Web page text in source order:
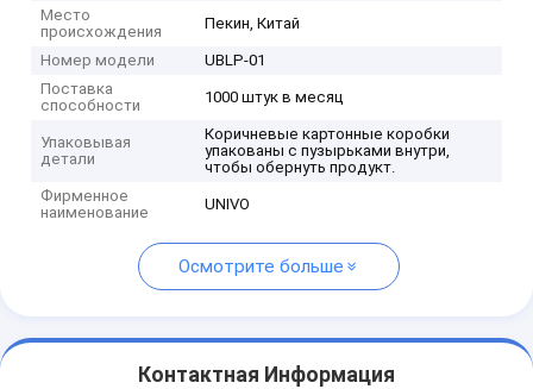
Место
происхождения
Пекин, Китай
Номер модели
UBLP-01
Поставка
способности
1000 штук в месяц
Упаковывая
детали
Коричневые картонные коробки
упакованы с пузырьками внутри,
чтобы обернуть продукт.
Фирменное
наименование
UNIVO
Осмотрите больше
Контактная Информация